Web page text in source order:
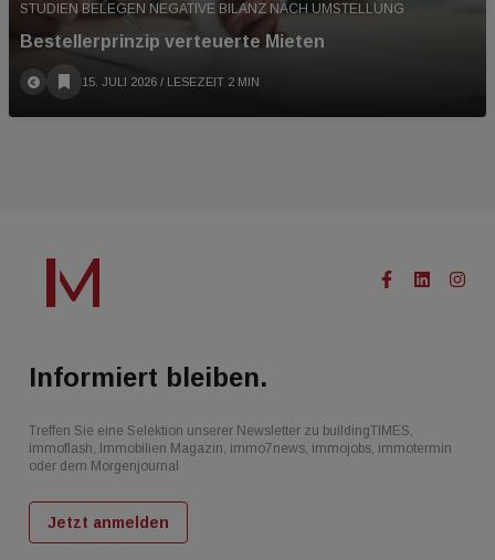
STUDIEN BELEGEN NEGATIVE BILANZ NACH UMSTELLUNG
Bestellerprinzip verteuerte Mieten
15. JULI 2026 / LESEZEIT 2 MIN
Informiert bleiben.
Treffen Sie eine Selektion unserer Newsletter zu buildingTIMES,
immoflash, Immobilien Magazin, immo7news, immojobs, immotermin
oder dem Morgenjournal
Jetzt anmelden